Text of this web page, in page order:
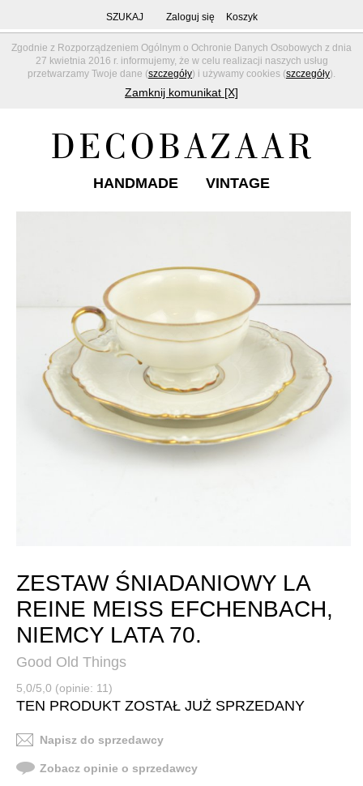
Zgodnie z Rozporządzeniem Ogólnym o Ochronie Danych Osobowych z dnia
27 kwietnia 2016 r. informujemy, że w celu realizacji naszych usług
przetwarzamy Twoje dane (szczegóły) i używamy cookies (szczegóły).
Zamknij komunikat [X]
SZUKAJ Zaloguj się Koszyk
HANDMADE VINTAGE
ZESTAW ŚNIADANIOWY LA
REINE MEISS EFCHENBACH,
NIEMCY LATA 70.
Good Old Things
5,0/5,0 (opinie: 11)
TEN PRODUKT ZOSTAŁ JUŻ SPRZEDANY
Napisz do sprzedawcy
Zobacz opinie o sprzedawcy